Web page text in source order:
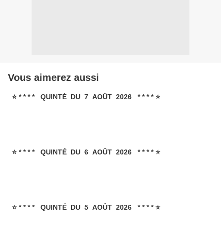
Vous aimerez aussi
⭐ * * * * QUINTÉ DU 7 AOÛT 2026 * * * * ⭐
⭐ * * * * QUINTÉ DU 6 AOÛT 2026 * * * * ⭐
⭐ * * * * QUINTÉ DU 5 AOÛT 2026 * * * * ⭐